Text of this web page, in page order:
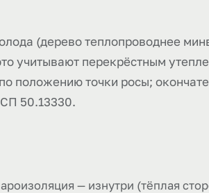
(дерево теплопроводнее
учитывают перекрёстным
положению точки росы;
50.13330.
— изнутри (тёплая